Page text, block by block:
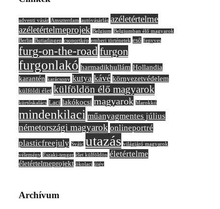
adventi vásár Amszterdam autóvásárlás azéletértelme
azéletértelmeprojek Belgium Belgiumban élő magyarok
Berlin Butjadingen csoportkép emberi történetek eső fenyves
furg-on-the-road furgon
furgonlakó harmadikhullám Hollandia
karantén karácsony kutya kávé környezetvédelem
külföldi élet külföldön élő magyarok
kürtőskalács Laci lakókocsi magyarok Marokkó
mindenkilaci műanyagmentes július
németországi magyarok onlineportré
plasticfreejuly Svájc utazás világjáró magyarok
vélemény Északi-tenger élet külföldön életértelme
életértelmeprojekt ökolaci újév
Archívum